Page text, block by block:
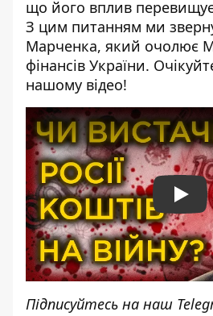
що його вплив
З цим питанням ми
Марченка, який очолює
фінансів України.
нашому відео!
Play
Підписуйтесь на наш